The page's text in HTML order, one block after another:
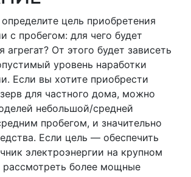
цель приобретения
с пробегом: для чего будет
агрегат? От этого будет зависеть
уровень наработки
Если вы хотите приобрести
для частного дома, можно
небольшой/средней
пробегом, и значительно
Если цель — обеспечить
электроэнергии на крупном
рассмотреть более мощные